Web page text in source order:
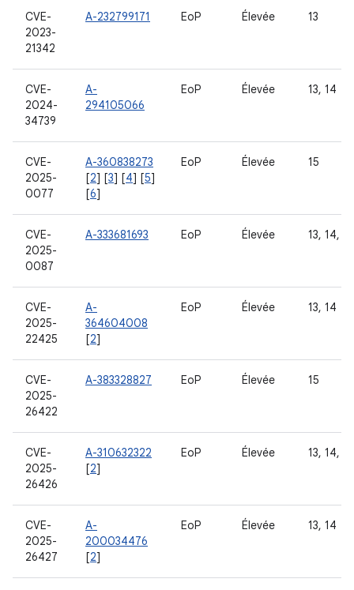
CVE-
2023-
21342
A-232799171 EoP Élevée 13
CVE-
2024-
34739
A-
294105066
EoP Élevée 13, 14
CVE-
2025-
0077
A-360838273
[2] [3] [4] [5]
[6]
EoP Élevée 15
CVE-
2025-
0087
A-333681693 EoP Élevée 13, 14, 15
CVE-
2025-
22425
A-
364604008
[2]
EoP Élevée 13, 14
CVE-
2025-
26422
A-383328827 EoP Élevée 15
CVE-
2025-
26426
A-310632322
[2]
EoP Élevée 13, 14, 15
CVE-
2025-
26427
A-
200034476
[2]
EoP Élevée 13, 14